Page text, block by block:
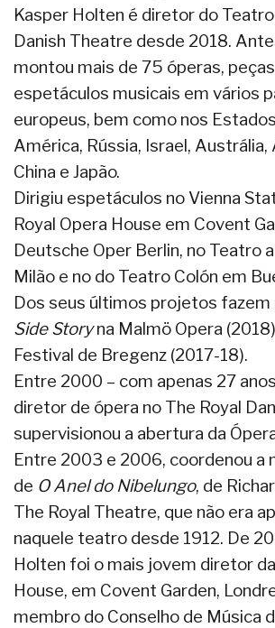
Kasper Holten é diretor do
Danish Theatre desde 2018.
montou mais de 75 óperas,
espetáculos musicais em vários
europeus, bem como nos
América, Rússia, Israel, Austrália,
China e Japão.
Dirigiu espetáculos no Vienna
Royal Opera House em Covent
Deutsche Oper Berlin, no Teatro
Milão e no do Teatro Colón em
Dos seus últimos projetos fazem
Side Storyna Malmö Opera
Festival de Bregenz (2017-18).
Entre 2000 – com apenas 27
diretor de ópera no The Royal
supervisionou a abertura da
Entre 2003 e 2006, coordenou a
de O Anel do Nibelungo, de
The Royal Theatre, que não era
naquele teatro desde 1912. De
Holten foi o mais jovem diretor
House, em Covent Garden,
membro do Conselho de Música